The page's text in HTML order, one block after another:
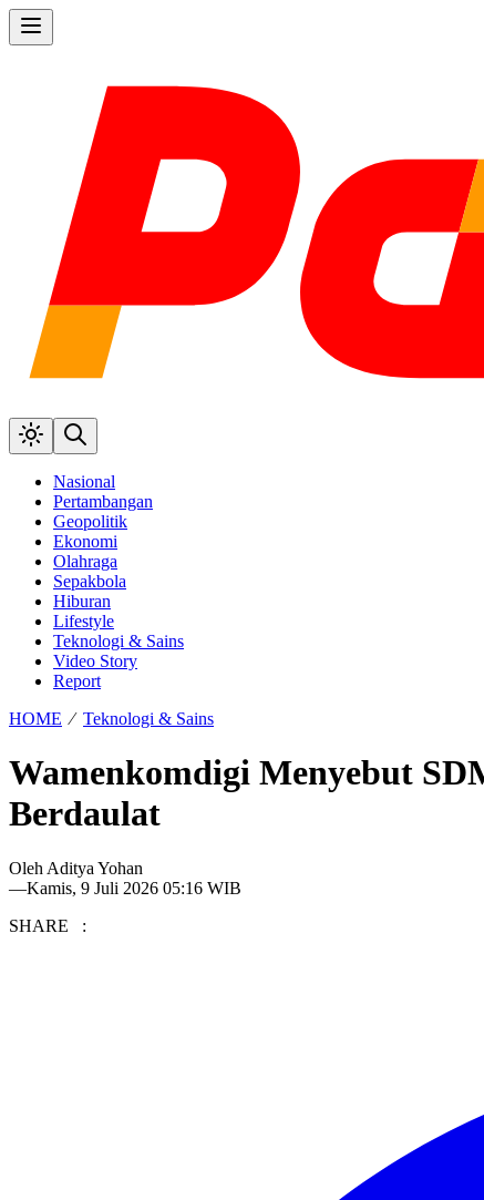
Nasional
Pertambangan
Geopolitik
Ekonomi
Olahraga
Sepakbola
Hiburan
Lifestyle
Teknologi & Sains
Video Story
Report
HOME ⁄ Teknologi & Sains
Wamenkomdigi Menyebut
Berdaulat
Oleh Aditya Yohan
—Kamis, 9 Juli 2026 05:16 WIB
SHARE :